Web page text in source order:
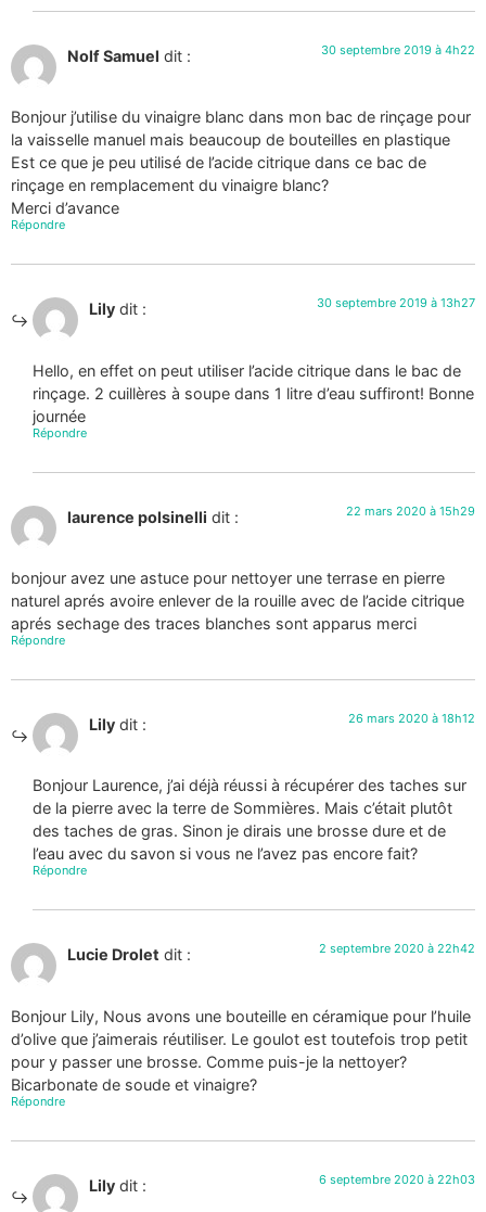
Nolf Samuel dit : 30 septembre 2019 à 4h22
Bonjour j’utilise du vinaigre blanc dans mon bac de rinçage pour
la vaisselle manuel mais beaucoup de bouteilles en plastique
Est ce que je peu utilisé de l’acide citrique dans ce bac de
rinçage en remplacement du vinaigre blanc?
Merci d’avance
Répondre
Lily dit : 30 septembre 2019 à 13h27
Hello, en effet on peut utiliser l’acide citrique dans le bac de
rinçage. 2 cuillères à soupe dans 1 litre d’eau suffiront! Bonne
journée
Répondre
laurence polsinelli dit : 22 mars 2020 à 15h29
bonjour avez une astuce pour nettoyer une terrase en pierre
naturel aprés avoire enlever de la rouille avec de l’acide citrique
aprés sechage des traces blanches sont apparus merci
Répondre
Lily dit : 26 mars 2020 à 18h12
Bonjour Laurence, j’ai déjà réussi à récupérer des taches sur
de la pierre avec la terre de Sommières. Mais c’était plutôt
des taches de gras. Sinon je dirais une brosse dure et de
l’eau avec du savon si vous ne l’avez pas encore fait?
Répondre
Lucie Drolet dit : 2 septembre 2020 à 22h42
Bonjour Lily, Nous avons une bouteille en céramique pour l’huile
d’olive que j’aimerais réutiliser. Le goulot est toutefois trop petit
pour y passer une brosse. Comme puis-je la nettoyer?
Bicarbonate de soude et vinaigre?
Répondre
Lily dit : 6 septembre 2020 à 22h03